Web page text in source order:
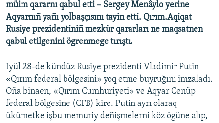
müim qararnı qabul etti – Sergey Menâylo yerine
Aqyarnıñ yañı yolbaşçısını tayin etti. Qırım.Aqiqat
Rusiye prezidentiniñ mezkür qararları ne maqsatnen
qabul etilgenini ögrenmege tırıştı.
İyül 28-de kündüz Rusiye prezidenti Vladimir Putin
«Qırım federal bölgesini» yoq etme buyruğını imzaladı.
Oña binaen, «Qırım Cumhuriyeti» ve Aqyar Cenüp
federal bölgesine (CFB) kire. Putin ayrı olaraq
ükümetke işbu memuriy deñişmelerni köz ögüne alıp,